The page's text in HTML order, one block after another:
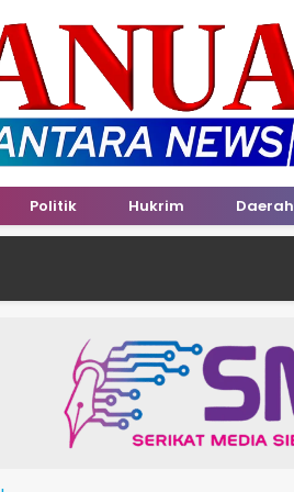
Politik Hukrim Daerah